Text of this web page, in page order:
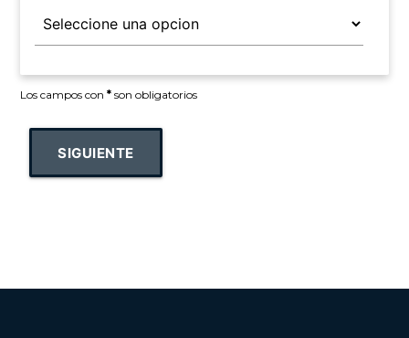
Los campos con* son obligatorios
SIGUIENTE